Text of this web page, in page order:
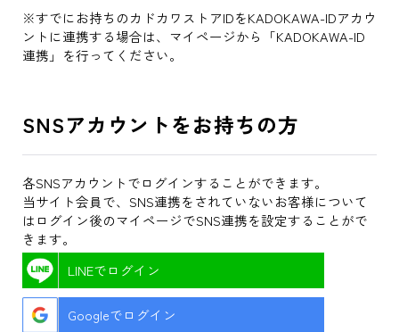
※すでにお持ちのカドカワストアIDをKADOKAWA-IDアカウ
ントに連携する場合は、マイページから「KADOKAWA-ID
連携」を行ってください。
SNSアカウントをお持ちの方
各SNSアカウントでログインすることができます。
当サイト会員で、SNS連携をされていないお客様について
はログイン後のマイページでSNS連携を設定することがで
きます。
LINEでログイン
Googleでログイン